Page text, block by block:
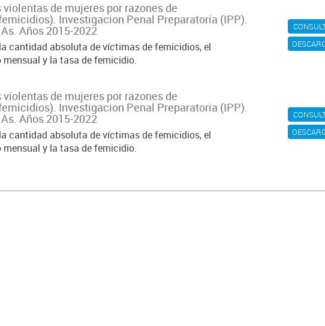
violentas de mujeres por razones de
Investigacion Penal Preparatoria (IPP).
Años 2015-2022
cantidad absoluta de víctimas de femicidios, el
mensual y la tasa de femicidio.
violentas de mujeres por razones de
Investigacion Penal Preparatoria (IPP).
Años 2015-2022
cantidad absoluta de víctimas de femicidios, el
mensual y la tasa de femicidio.